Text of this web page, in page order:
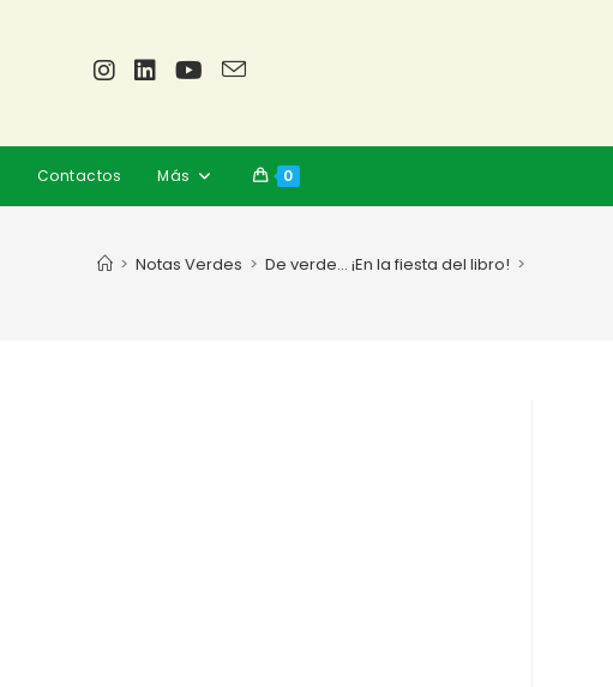
Contactos Más 0
> Notas Verdes > De verde… ¡En la fiesta del libro! >